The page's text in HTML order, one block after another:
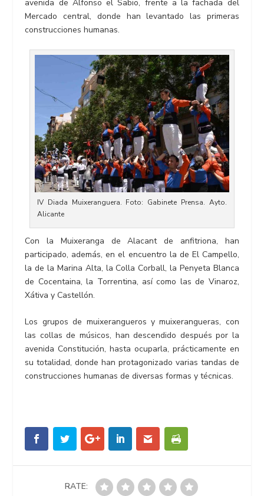
avenida de Alfonso el Sabio, frente a la fachada del
Mercado central, donde han levantado las primeras
construcciones humanas.
IV Diada Muixeranguera. Foto: Gabinete Prensa. Ayto.
Alicante
Con la Muixeranga de Alacant de anfitriona, han
participado, además, en el encuentro la de El Campello,
la de la Marina Alta, la Colla Corball, la Penyeta Blanca
de Cocentaina, la Torrentina, así como las de Vinaroz,
Xátiva y Castellón.
Los grupos de muixerangueros y muixerangueras, con
las collas de músicos, han descendido después por la
avenida Constitución, hasta ocuparla, prácticamente en
su totalidad, donde han protagonizado varias tandas de
construcciones humanas de diversas formas y técnicas.
RATE: